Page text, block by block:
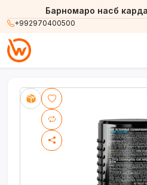
+992970400500
Барномаро насб